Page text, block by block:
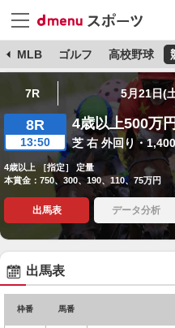
MLB ゴルフ 高校野球
7R 5月21日(
8R
13:50
4歳以上500万
芝 右 外回り・
4歳以上 ［指定］ 定量
本賞金：750、300、190、110、75万円
出馬表 データ分析
出馬表
枠番 馬番